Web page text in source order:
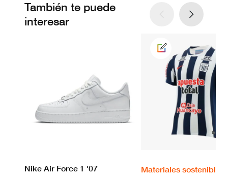
También te puede
interesar
Nike Air Force 1 '07 Materiales sostenibles